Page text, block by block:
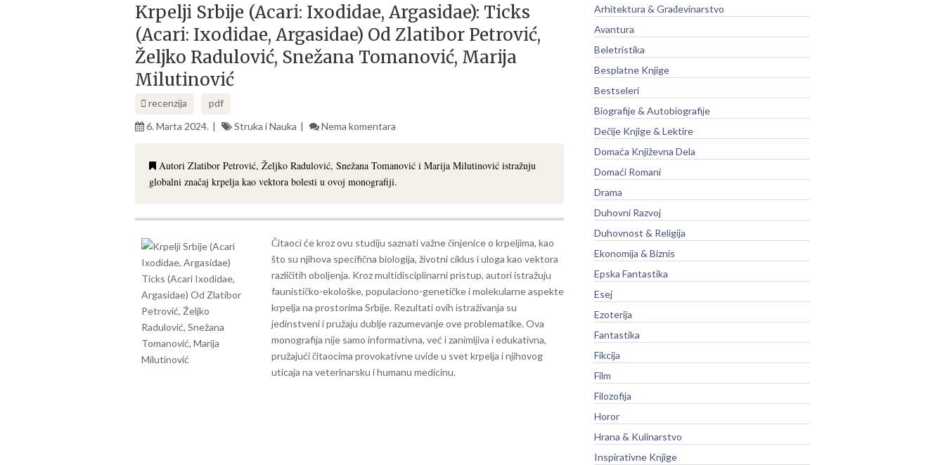
Krpelji Srbije (Acari: Ixodidae, Argasidae): Ticks
(Acari: Ixodidae, Argasidae) Od Zlatibor Petrović,
Željko Radulović, Snežana Tomanović, Marija
Milutinović
recenzija
pdf
6. Marta 2024.
Struka i Nauka Nema komentara
Autori Zlatibor Petrović, Željko Radulović, Snežana Tomanović i Marija Milutinović istražuju
globalni značaj krpelja kao vektora bolesti u ovoj monografiji.
Čitaoci će kroz ovu studiju saznati važne činjenice o krpeljima, kao
što su njihova specifična biologija, životni ciklus i uloga kao vektora
različitih oboljenja. Kroz multidisciplinarni pristup, autori istražuju
faunističko-ekološke, populaciono-genetičke i molekularne aspekte
krpelja na prostorima Srbije. Rezultati ovih istraživanja su
jedinstveni i pružaju dublje razumevanje ove problematike. Ova
monografija nije samo informativna, već i zanimljiva i edukativna,
pružajući čitaocima provokativne uvide u svet krpelja i njihovog
uticaja na veterinarsku i humanu medicinu.
Arhitektura & Građevinarstvo
Avantura
Beletristika
Besplatne Knjige
Bestseleri
Biografije & Autobiografije
Dečije Knjige & Lektire
Domaća Književna Dela
Domaći Romani
Drama
Duhovni Razvoj
Duhovnost & Religija
Ekonomija & Biznis
Epska Fantastika
Esej
Ezoterija
Fantastika
Fikcija
Film
Filozofija
Horor
Hrana & Kulinarstvo
Inspirativne Knjige